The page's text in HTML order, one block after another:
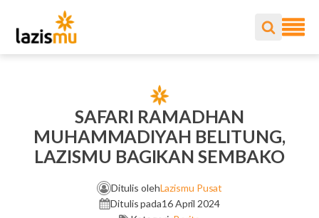
SAFARI RAMADHAN
MUHAMMADIYAH BELITUNG,
LAZISMU BAGIKAN SEMBAKO
Ditulis olehLazismu Pusat
Ditulis pada16 April 2024